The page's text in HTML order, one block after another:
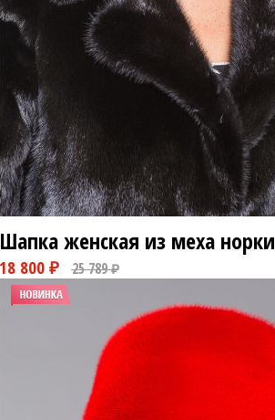
13 800 ₽
Шапка женская из меха норки